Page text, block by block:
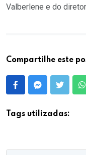
Valberlene e do
Compartilhe este
FacebookMessenger
Twitter
Tags utilizadas: